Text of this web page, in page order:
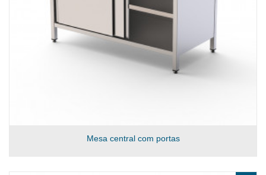
Mesa central com portas